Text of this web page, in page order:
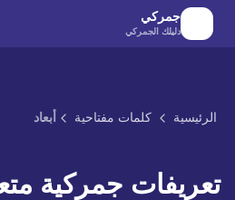
الانتقال إلى المحتوى الرئيسي
جمركي
دليلك الجمركي
الرئيسية كلمات مفتاحية أبعاد
تعريفات جمركية